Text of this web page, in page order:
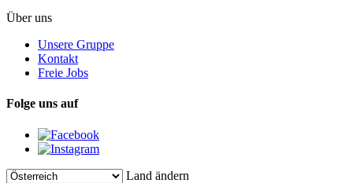
Über uns
Unsere Gruppe
Kontakt
Freie Jobs
Folge uns auf
Land ändern